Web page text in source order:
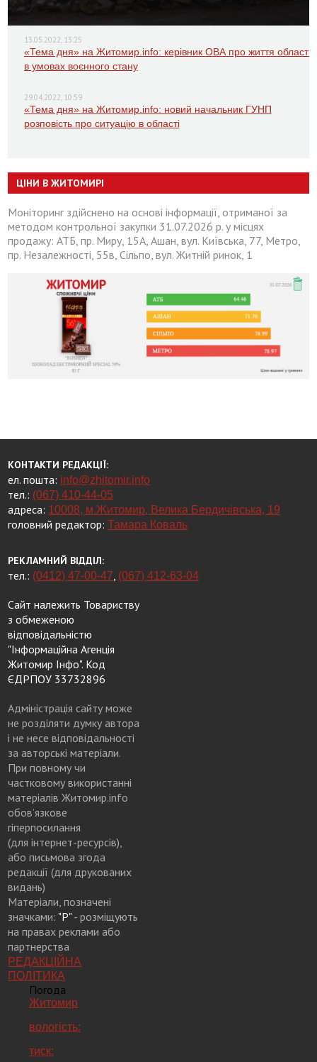
13.05.2022, 13:25
«Тема дня» на Житомир.info: керівник ОВА про життя області
в умовах воєнного стану
29.04.2022, 10:59
«Тема дня» на Житомир.info: новий начальник ГУНП
розповість про ситуацію в області
ЦІНИ В ЖИТОМИРІ
Моніторинг здійснено на основі інформації, отриманої за
методом контрольної закупки 31.07.2026 р. у місцях
продажу: АТБ, пр. Миру, 15А, Ашан, вул. Київська, 77, Метро,
пр. Незалежності, 55в, Сільпо, вул. Житній ринок, 1
КОНТАКТИ РЕДАКЦІЇ:
ел. пошта: info@zhitomir.info
тел.: (067) 410-44-05
адреса: 10008, м.Житомир, Велика Бердичівська, 19
головний редактор:Тамара Коваль
РЕКЛАМНИЙ ВІДДІЛ:
тел.: (0412) 47-00-47 (067) 412-63-04
Сайт належить Товариству
з обмеженою
відповідальністю
"Інформаційна Агенція
Житомир Інфо". Код
ЄДРПОУ 33732896
Адміністрація сайту може
не розділяти думку автора
і не несе відповідальності
за авторські матеріали.
При повному чи
частковому використанні
матеріалів Житомир.info
обов’язкове
гіперпосилання
(для інтернет-ресурсів),
або письмова згода
редакції (для друкованих
видань)
Матеріали, позначені
значками: "Р"- розміщують
на правах реклами або
партнерства
РЕДАКЦІЙНА
ПОЛІТИКА
Погода
Житомир
вологість:
тиск: